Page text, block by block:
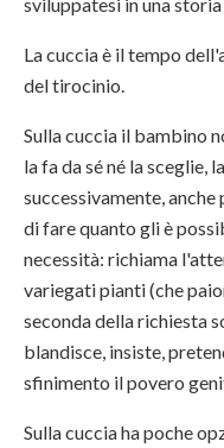
La cuccia è il tempo
del tirocinio.
Sulla cuccia il bambino
la fa da sé né la sceglie,
successivamente,
di fare quanto gli è
necessità: richiama
variegati pianti (che
seconda della richiesta
blandisce, insiste,
sfinimento il povero
Sulla cuccia ha poche